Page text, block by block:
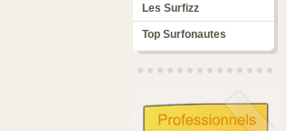
Les Surfizz
Top Surfonautes